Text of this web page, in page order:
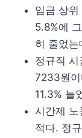
임금 상
5.8%에
히 줄었는
정규직
7233원이
11.3% 늘
시간제 노
적다. 정